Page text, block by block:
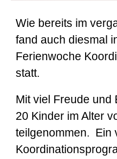
Wie bereits im
fand auch diesmal
Ferienwoche
statt.
Mit viel Freude und
20 Kinder im Alter
teilgenommen. Ein